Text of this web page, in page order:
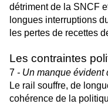
détriment de la SNCF
longues interruptions
les pertes de recettes
Les contraintes
7 - Un manque évident
Le rail souffre, de
cohérence de la